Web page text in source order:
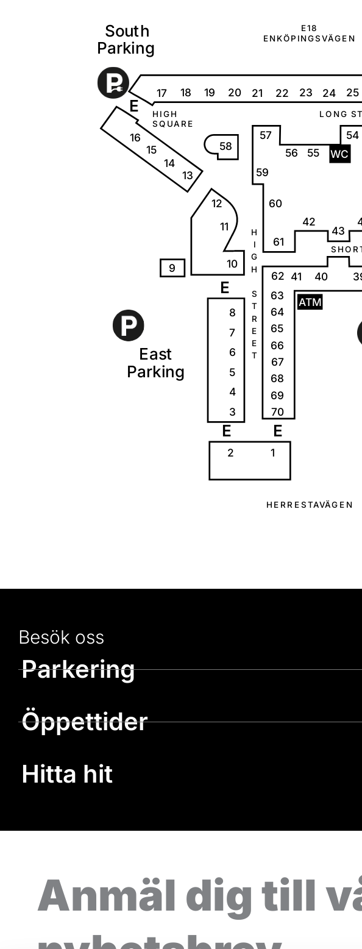
1
2
3
4
5
6
7
8
9 10
11
12
13
14
15
16
17 18 19 20 21 22 23 24 25
40
41
42
43
54
55
56
57
58
59
60
61
62
63
64
65
66
67
68
69
70
WC
E
E
E
E
E18
E NKÖ P INGSVÄGE N
LO NG ST
H IG H
SQ UA R E
S HO R
East
Parking
South
Parking
H E R R ESTAVÄG E N
ATM
H
I
G
H
S
T
R
E
E
T
Besök oss
Parkering
Öppettider
Hitta hit
Anmäl dig till